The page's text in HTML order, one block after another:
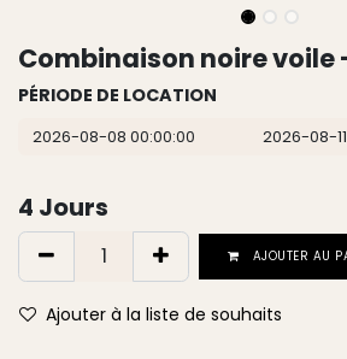
Combinaison noire voile
PÉRIODE DE LOCATION
4 Jours
AJOUTER AU
Ajouter à la liste de souhaits